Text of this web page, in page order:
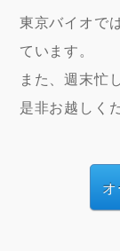
東京バイオで
ています。
また、週末忙
是非お越しく